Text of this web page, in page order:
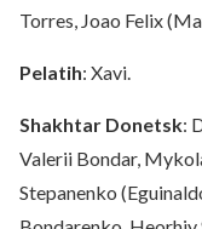
Torres, Joao Felix
Pelatih: Xavi.
Shakhtar Donetsk:
Valerii Bondar,
Stepanenko